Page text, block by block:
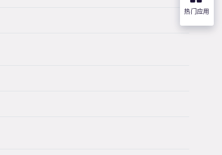
热门应用